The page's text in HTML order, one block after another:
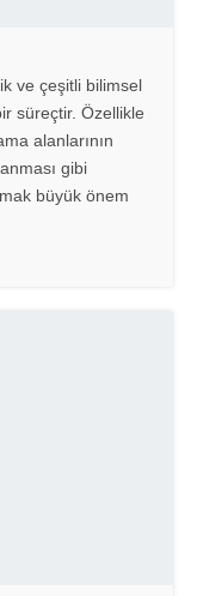
ve çeşitli bilimsel
süreçtir. Özellikle
alanlarının
gibi
büyük önem